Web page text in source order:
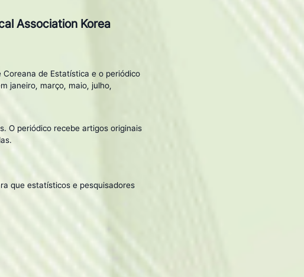
Association Korea
de Estatística e o periódico
janeiro, março, maio, julho,
O periódico recebe artigos originais
que estatísticos e pesquisadores